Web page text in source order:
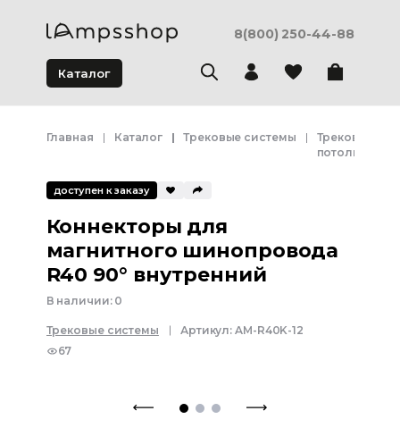
8(800) 250-44-88
Каталог
Главная Каталог Трековые системы
Трековая
потолка
доступен к заказу
Коннекторы для
магнитного шинопровода
R40 90° внутренний
В наличии: 0
Трековые системы Артикул:AM-R40K-12
67